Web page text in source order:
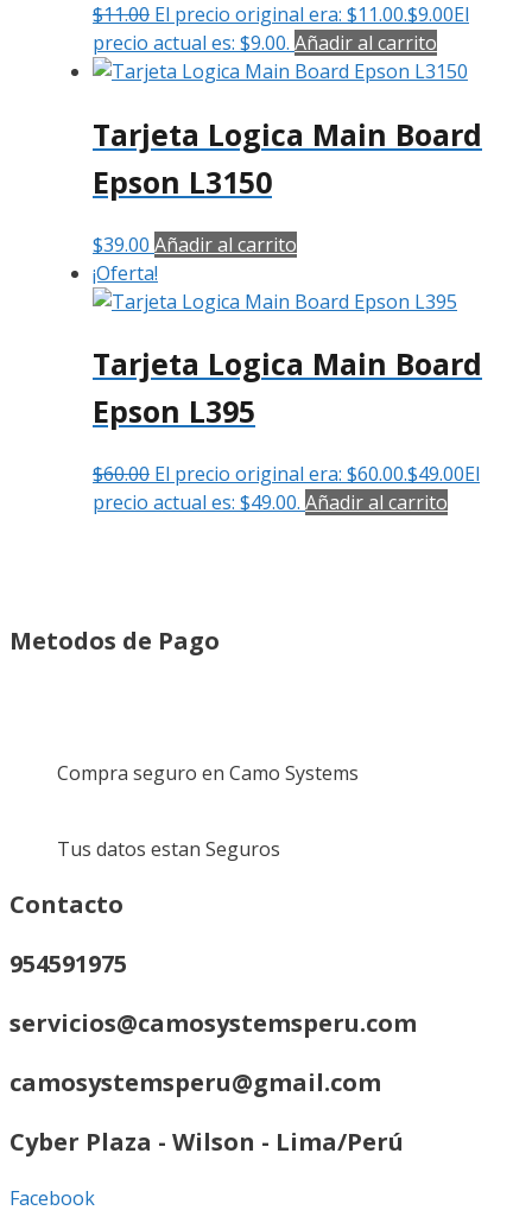
$11.00 El precio original era: $11.00.$9.00El
precio actual es: $9.00. Añadir al carrito
Tarjeta Logica Main Board
Epson L3150
$39.00 Añadir al carrito
¡Oferta!
Tarjeta Logica Main Board
Epson L395
$60.00 El precio original era: $60.00.$49.00El
precio actual es: $49.00. Añadir al carrito
Metodos de Pago
Compra seguro en Camo Systems
Tus datos estan Seguros
Contacto
954591975
servicios@camosystemsperu.com
camosystemsperu@gmail.com
Cyber Plaza - Wilson - Lima/Perú
Facebook